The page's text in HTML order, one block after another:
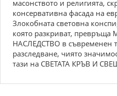
масонството и религията,
консервативна фасада на
Злокобната световна
която разкриват,
НАСЛЕДСТВО в съвременен
разследване, чиято
тази на СВЕТАТА КРЪВ И